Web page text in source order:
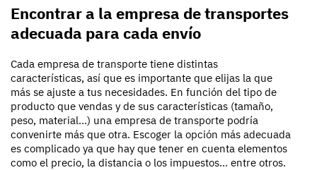
Encontrar a la empresa de transportes
adecuada para cada envío
Cada empresa de transporte tiene distintas
características, así que es importante que elijas la que
más se ajuste a tus necesidades. En función del tipo de
producto que vendas y de sus características (tamaño,
peso, material...) una empresa de transporte podría
convenirte más que otra. Escoger la opción más adecuada
es complicado ya que hay que tener en cuenta elementos
como el precio, la distancia o los impuestos... entre otros.